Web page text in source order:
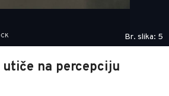
Br. slika: 5
na percepciju